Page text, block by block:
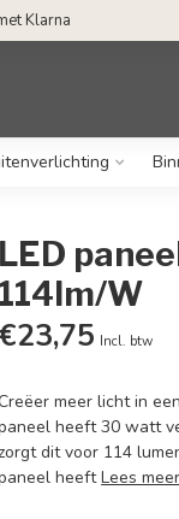
Klarna
LED
114lm/W
€23,75 Incl. btw
meer licht in
heeft 30 watt
dit voor 114
heeftLees meer